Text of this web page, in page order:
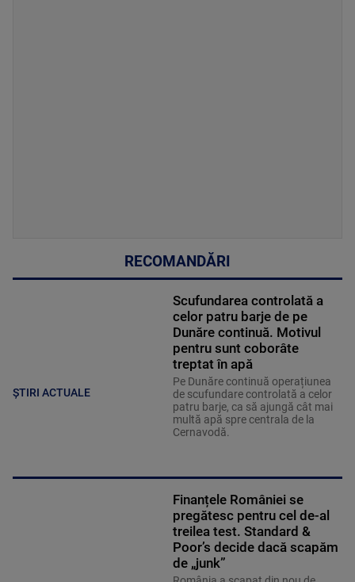
RECOMANDĂRI
ȘTIRI ACTUALE
Scufundarea controlată a
celor patru barje de pe
Dunăre continuă. Motivul
pentru sunt coborâte
treptat în apă
Pe Dunăre continuă operațiunea
de scufundare controlată a celor
patru barje, ca să ajungă cât mai
multă apă spre centrala de la
Cernavodă.
Finanțele României se
pregătesc pentru cel de-al
treilea test. Standard &
Poor’s decide dacă scapăm
de „junk”